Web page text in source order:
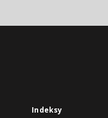
Indeksy